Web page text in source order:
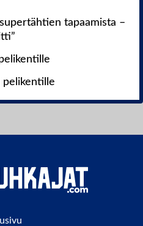
tapaamista –
pelikentille